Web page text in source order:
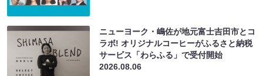
ニューヨーク・嶋佐が地元富士吉田市とコ
ラボ! オリジナルコーヒーがふるさと納税
サービス「わらふる」で受付開始
2026.08.06